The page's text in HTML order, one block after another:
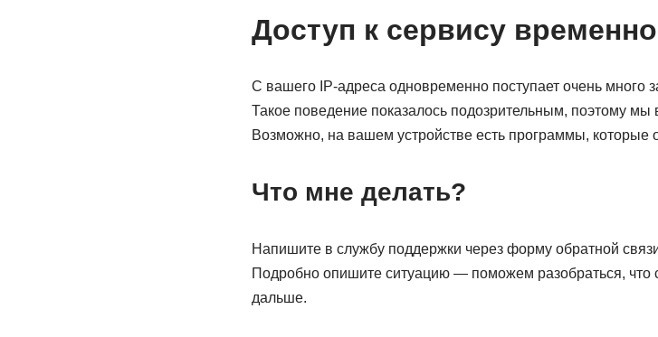
Доступ к сервису
С вашего IP-адреса одновременно поступает очень много
Такое поведение показалось подозрительным, поэтому мы
Возможно, на вашем устройстве есть программы, которые
Что мне делать?
Напишите в службу поддержки через форму обратной
Подробно опишите ситуацию — поможем разобраться, что
дальше.